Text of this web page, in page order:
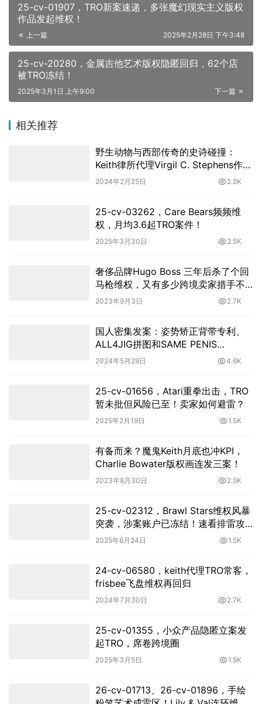
25-cv-01907，TRO新案速递，多张魔幻现实主义版权
作品发起维权！
上一篇 2025年2月28日 下午3:48
25-cv-20280，金属吉他艺术版权隐匿回归，62个店
被TRO冻结！
下一篇
2025年3月1日 上午9:00
相关推荐
野生动物与西部传奇的史诗碰撞：
Keith律所代理Virgil C. Stephens作
品，捍卫版权！
2024年2月25日 2.2K
25-cv-03262，Care Bears频频维
权，月均3.6起TRO案件！
2025年3月30日 2.5K
奢侈品牌Hugo Boss 三年后杀了个回
马枪维权，又有多少跨境卖家措手不
及
2023年9月3日 2.7K
国人密集发案：姿势矫正背带专利、
ALL4JIG拼图和SAME PENIS
FOREVER装饰品商标发起维权！
2024年5月29日 4.6K
25-cv-01656，Atari重拳出击，TRO
暂未批但风险已至！卖家如何避雷？
2025年2月19日 1.5K
有备而来？魔鬼Keith月底也冲KPI，
Charlie Bowater版权画连发三案！
2023年8月30日 2.5K
25-cv-02312，Brawl Stars维权风暴
突袭，涉案账户已冻结！速看排雷攻
略
2025年6月24日 1.5K
24-cv-06580，keith代理TRO常客，
frisbee飞盘维权再回归
2024年7月30日 2.7K
25-cv-01355，小众产品隐匿立案发
起TRO，席卷跨境圈
2025年3月5日 1.5K
26-cv-01713、26-cv-01896，手绘